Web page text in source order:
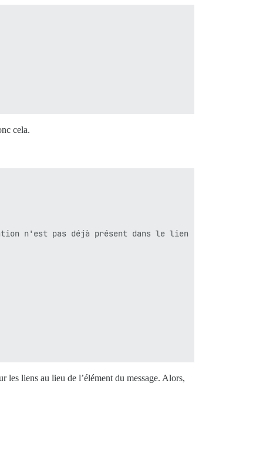
cela.
n'est pas déjà présent dans le lien
les liens au lieu de l’élément du message. Alors,